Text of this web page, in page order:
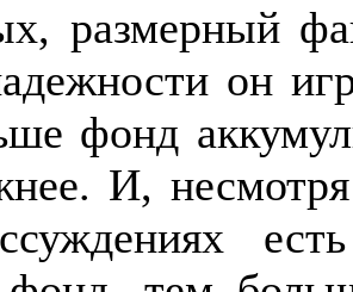
размерный
он
фонд
И,